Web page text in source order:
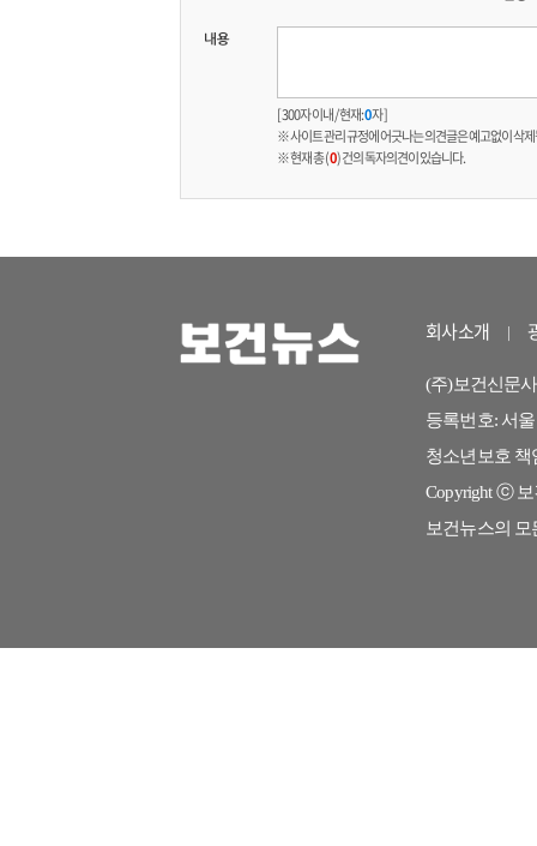
[ 300자 이내 / 현재:0자 ]
※ 사이트 관리 규정에 어긋나는 의견글은 예고없이 삭
※ 현재 총 (0) 건의 독자의견이 있습니다.
회사소개
(주)보건신문사
등록번호: 서
청소년보호 책
Copyright ⓒ 보
보건뉴스의